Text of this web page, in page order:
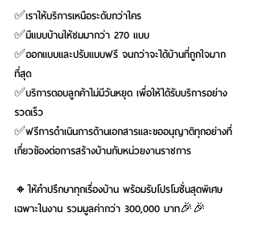
✅เราให้บริการเหนือระดับกว่าใคร
✅มีแบบบ้านให้ชมมากว่า 270 แบบ
✅ออกแบบและปรับแบบฟรี จนกว่าจะได้บ้านที่ถูกใจมาก
ที่สุด
✅บริการตอบลูกค้าไม่มีวันหยุด เพื่อให้ได้รับบริการอย่าง
รวดเร็ว
✅ฟรีการดำเนินการด้านเอกสารและขออนุญาติทุกอย่างที่
เกี่ยวข้องต่อการสร้างบ้านกับหน่วยงานราชการ
🔸ให้คำปรึกษาทุกเรื่องบ้าน พร้อมรับโปรโมชั่นสุดพิเศษ
เฉพาะในงาน รวมมูลค่ากว่า 300,000 บาท🎉🎉